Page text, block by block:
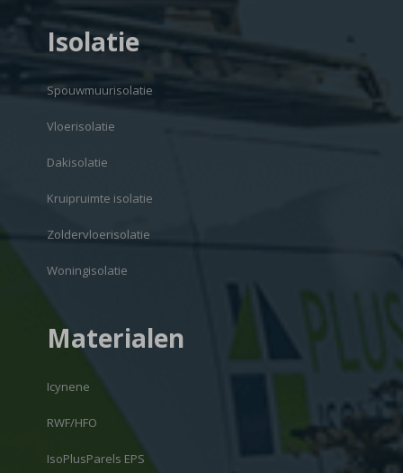
Isolatie
Spouwmuurisolatie
Vloerisolatie
Dakisolatie
Kruipruimte isolatie
Zoldervloerisolatie
Woningisolatie
Materialen
Icynene
RWF/HFO
IsoPlusParels EPS